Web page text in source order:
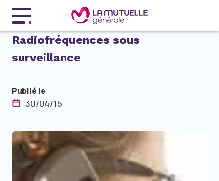
Menu principal
Radiofréquences sous
surveillance
Publié le
30/04/15